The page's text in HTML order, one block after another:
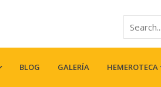
BLOG GALERÍA HEMEROTECA